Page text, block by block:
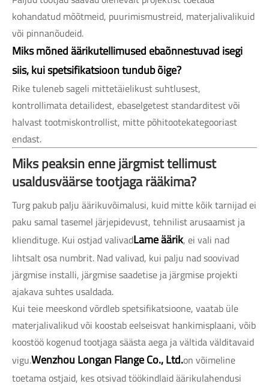
kohandatud mõõtmeid, puurimismustreid, materjalivalikuid
või pinnanõudeid.
Miks mõned äärikutellimused ebaõnnestuvad isegi
siis, kui spetsifikatsioon tundub õige?
Rike tuleneb sageli mittetäielikust suhtlusest,
kontrollimata detailidest, ebaselgetest standarditest või
halvast tootmiskontrollist, mitte põhitootekategooriast
endast.
Miks peaksin enne järgmist tellimust
usaldusväärse tootjaga rääkima?
Turg pakub palju äärikuvõimalusi, kuid mitte kõik tarnijad ei
paku samal tasemel järjepidevust, tehnilist arusaamist ja
kliendituge. Kui ostjad valivadLame äärik, ei vali nad
lihtsalt osa numbrit. Nad valivad, kui palju nad soovivad
järgmise installi, järgmise saadetise ja järgmise projekti
ajakava suhtes usaldada.
Kui teie meeskond võrdleb spetsifikatsioone, vaatab üle
materjalivalikud või koostab eelseisvat hankimisplaani, võib
koostöö kogenud tootjaga säästa aega ja vältida välditavaid
vigu.Wenzhou Longan Flange Co., Ltd.on võimeline
toetama ostjaid, kes otsivad töökindlaid äärikulahendusi